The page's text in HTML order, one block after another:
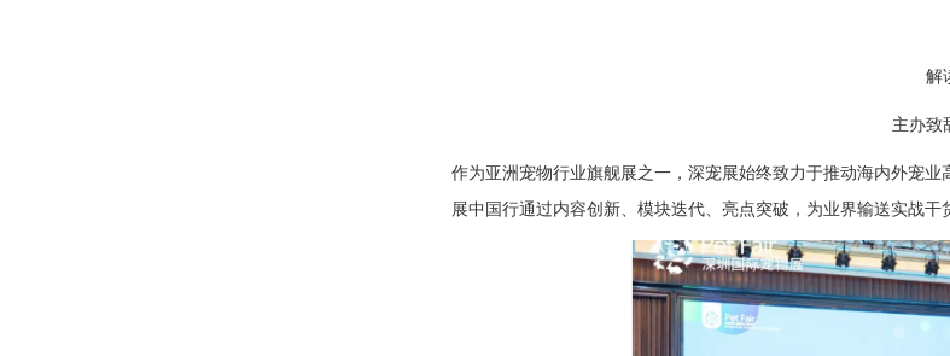
解
主办致
作为亚洲宠物行业旗舰展之一，深宠展始终致力于推动海内外宠
展中国行通过内容创新、模块迭代、亮点突破，为业界输送实战干